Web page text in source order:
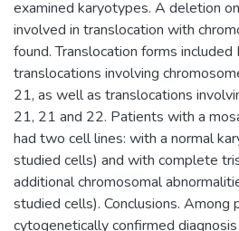
examined karyotypes. A deletion
involved in translocation with
found. Translocation forms included
translocations involving
21, as well as translocations
21, 21 and 22. Patients with a
had two cell lines: with a normal
studied cells) and with complete
additional chromosomal
studied cells). Conclusions. Among
cytogenetically confirmed